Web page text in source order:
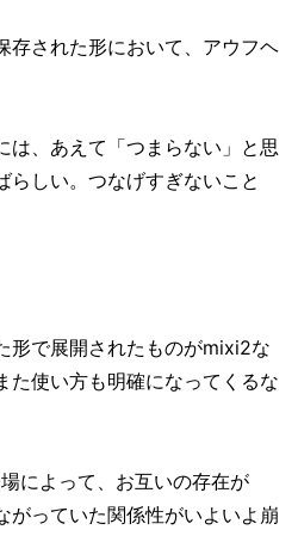
存された形において、アウフヘ
は、あえて「つまらない」と思
らしい。つなげすぎないこと
形で展開されたものがmixi2な
た使い方も明確になってくるな
によって、お互いの存在が
がっていた関係性がいよいよ崩